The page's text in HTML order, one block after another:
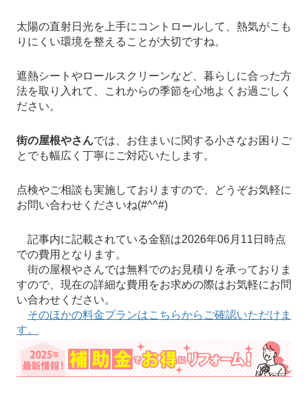
太陽の直射日光を上手にコントロールして、熱気がこも
りにくい環境を整えることが大切ですね。
遮熱シートやロールスクリーンなど、暮らしに合った方
法を取り入れて、これからの季節を心地よくお過ごしく
ださい。
街の屋根やさんでは、お住まいに関する小さなお困りご
とでも幅広く丁寧にご対応いたします。
点検やご相談も実施しておりますので、どうぞお気軽に
お問い合わせくださいね(#^^#)
記事内に記載されている金額は2026年06月11日時点
での費用となります。
街の屋根やさんでは無料でのお見積りを承っておりま
すので、現在の詳細な費用をお求めの際はお気軽にお問
い合わせください。
そのほかの料金プランはこちらからご確認いただけま
す。